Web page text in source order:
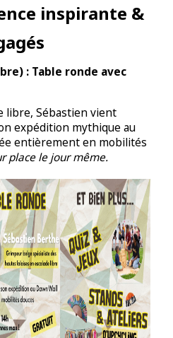
inspirante &
: Table ronde avec
libre, Sébastien vient
expédition mythique au
entièrement en mobilités
place le jour même.